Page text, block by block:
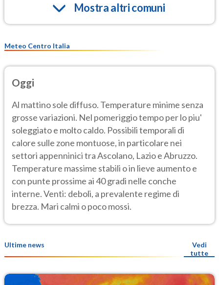
Mostra altri comuni
Meteo Centro Italia
Oggi
Al mattino sole diffuso. Temperature minime senza
grosse variazioni. Nel pomeriggio tempo per lo piu'
soleggiato e molto caldo. Possibili temporali di
calore sulle zone montuose, in particolare nei
settori appenninici tra Ascolano, Lazio e Abruzzo.
Temperature massime stabili o in lieve aumento e
con punte prossime ai 40 gradi nelle conche
interne. Venti: deboli, a prevalente regime di
brezza. Mari calmi o poco mossi.
Ultime news
Vedi
tutte